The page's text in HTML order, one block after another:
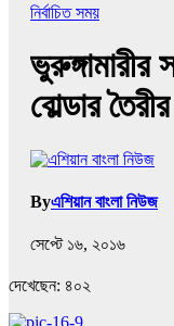
নির্বাচিত সময়
ভুরুঙ্গামারীর
বোল্ডার
Byএশিয়ান বাংলা নিউজ
সেপ্টে ১৬, ২০১৬
দেখেছেন: ৪০২